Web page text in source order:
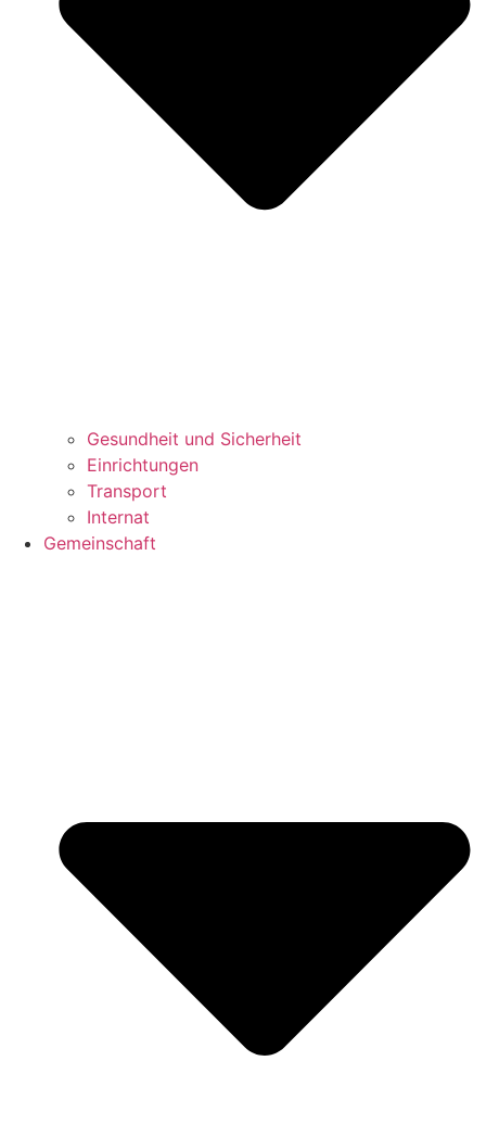
Gesundheit und Sicherheit
Einrichtungen
Transport
Internat
Gemeinschaft